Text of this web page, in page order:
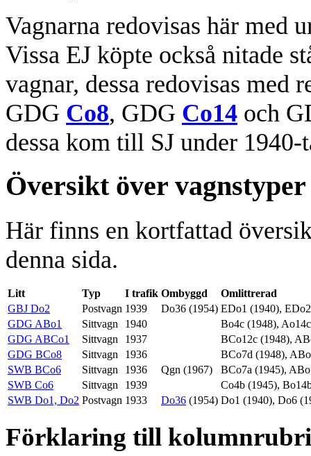
Vagnarna redovisas här med
Vissa EJ köpte också nitade
vagnar, dessa redovisas med
GDG Co8, GDG Co14 och
dessa kom till SJ under 1940-
Översikt över vagnstyper
Här finns en kortfattad
denna sida.
Litt Typ I trafik Ombyggd
Omlittrerad
GBJ Do2
Postvagn 1939 Do36 (1954) EDo1 (1940),
GDG ABo1
Sittvagn 1940
Bo4c (1948),
GDG ABCo1
Sittvagn 1937
BCo12c (1948),
GDG BCo8
Sittvagn 1936
BCo7d (1948),
SWB BCo6
Sittvagn 1936 Qgn (1967)
BCo7a (1945),
SWB Co6
Sittvagn 1939
Co4b (1945),
SWB Do1, Do2 Postvagn 1933 Do36 (1954) Do1 (1940), Do6
Förklaring till